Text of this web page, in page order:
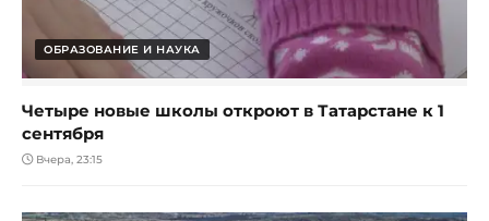
ОБРАЗОВАНИЕ И НАУКА
Четыре новые школы откроют в Татарстане к 1
сентября
Вчера, 23:15